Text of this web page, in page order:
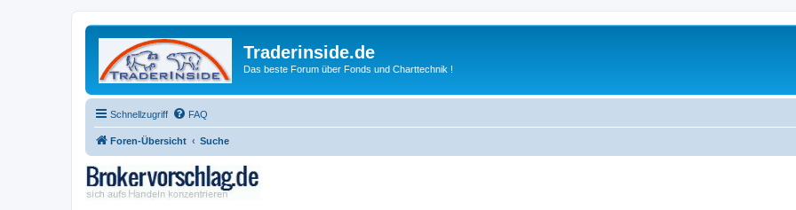
Traderinside.de
Das beste Forum über Fonds und Charttechnik !
Schnellzugriff FAQ
Foren-Übersicht Suche